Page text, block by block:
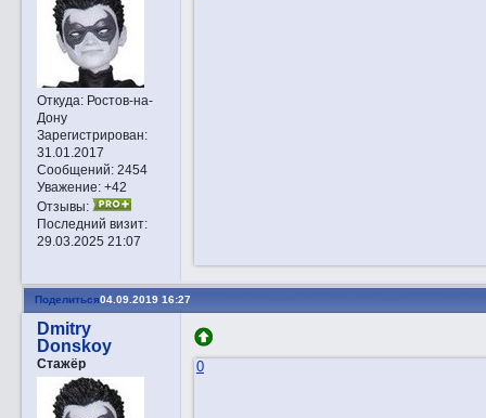
Откуда:Ростов-на-
Дону
Зарегистрирован:
31.01.2017
Сообщений:2454
Уважение: +42
Отзывы:
Последний визит:
29.03.2025 21:07
Поделиться04.09.2019 16:27
Dmitry
Donskoy
Стажёр 0